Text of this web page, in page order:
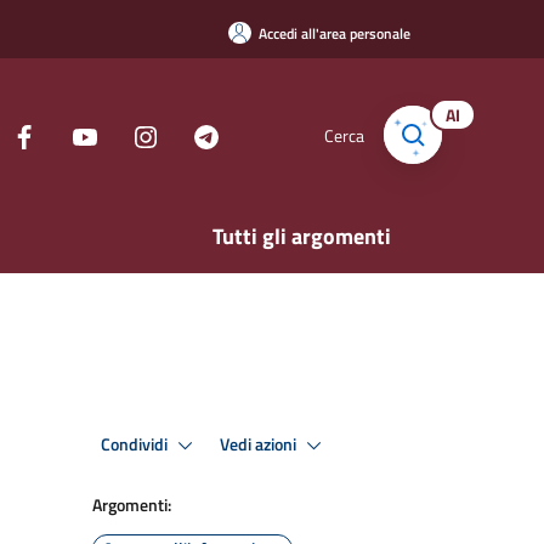
Accedi all'area personale
Cerca
AI
Tutti gli argomenti
Condividi Vedi azioni
Argomenti: